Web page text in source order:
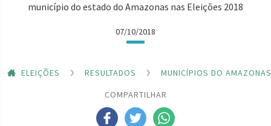
município do estado do Amazonas nas Eleições 2018
07/10/2018
ELEIÇÕES RESULTADOS
MUNICÍPIOS DO AMAZONAS
COMPARTILHAR